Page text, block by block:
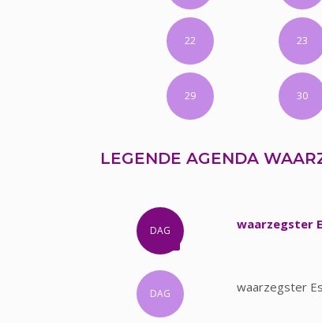
22 23
29 30
LEGENDE AGENDA
DAG waarzegster
DAG waarzegster